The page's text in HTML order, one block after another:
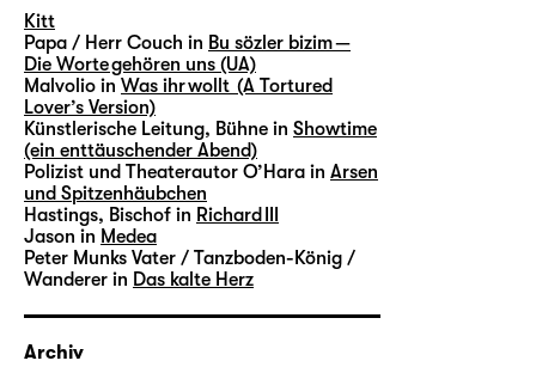
Kitt
Papa / Herr Couch in Bu sözler bizim —
Die Worte gehören uns (UA)
Malvolio in Was ihr wollt (A Tortured
Lover’s Version)
Künstlerische Leitung, Bühne in Showtime
(ein enttäuschender Abend)
Polizist und Theaterautor O’Hara in Arsen
und Spitzenhäubchen
Hastings, Bischof in Richard III
Jason in Medea
Peter Munks Vater / Tanzboden-König /
Wanderer in Das kalte Herz
Archiv